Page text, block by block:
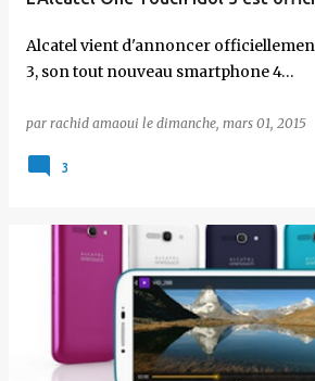
Alcatel vient d'annoncer
3, son tout nouveau smartphone 4…
par rachid amaoui le dimanche, mars 01, 2015
3